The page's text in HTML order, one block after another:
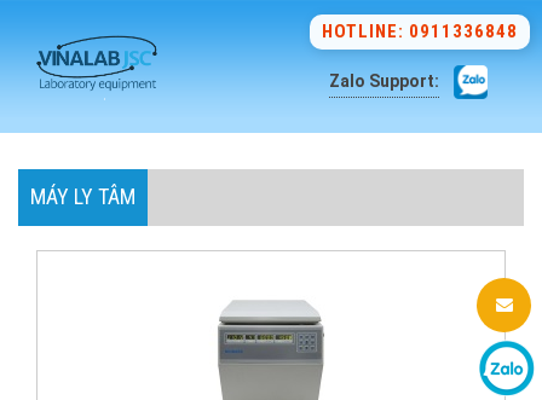
HOTLINE: 0911336848
Zalo Support:
MÁY LY TÂM